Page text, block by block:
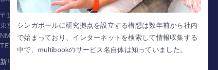
シンガポールに研究拠点を設立する構想は数年前から社内
で始まっており、インターネットを検索して情報収集する
中で、multibookのサービス名自体は知っていました。
〒141-0031
東京都品川区西五反田1-1-8
NMF五反田駅前ビル5階
TEL.
03-6450-2090
新リース対応